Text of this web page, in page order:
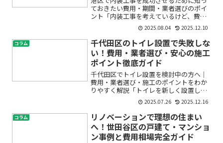
ておきたい費用・期間・業者選びのポイ
ント「内装工事を考えているけど、費用
や見積もりの内容がよく分からず不
安…」「業者はどうやって選べばいい
の？」「デザインの希望はちゃんと叶
う？」港区でご自宅やオフィスの内...
2025.08.04 2025.12.10
コラム
千代田区のトイレ設置で失敗しな
い！費用・業者選び・安心の施工
ポイント徹底ガイド
千代田区でトイレ設置を検討中の方へ｜
費用・業者選び・施工のポイントをわか
りやすく解説「トイレを新しく設置した
いけれど、どれぐらい費用がかかる
の？」「業者選びで失敗したくない…」
「リフォームやバリアフリートイレの工
事って難しそう」とお悩みでは...
2025.07.26 2025.12.16
コラム
リノベーションで理想の住まい
へ！世田谷区の戸建て・マンショ
ン事例と費用相場完全ガイド